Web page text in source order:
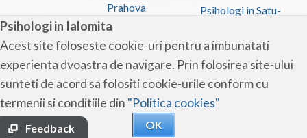
Psihologi in Ialomita
Acest site foloseste cookie-uri pentru a imbunatati
experienta dvoastra de navigare. Prin folosirea site-ului
sunteti de acord sa folositi cookie-urile conform cu
termenii si conditiile din "Politica cookies"
OK
Feedback
Prahova
Psihologi in Satu-
Psihologi in Sibiu
Psihologi in
Suceava
Psihologi in
Teleorman
Psihologi in Timis
Psihologi in Tulcea Psihologi in Valcea
Psihologi in Vaslui
Psihologi in
Vrancea